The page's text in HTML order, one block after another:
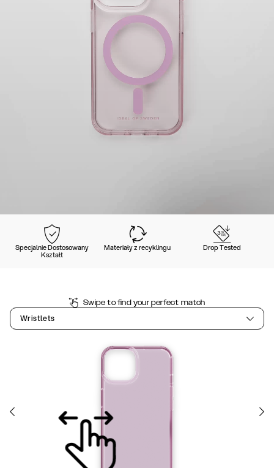
Specjalnie Dostosowany
Kształt
Materiały z recyklingu Drop Tested
Swipe to find your perfect match
Wristlets